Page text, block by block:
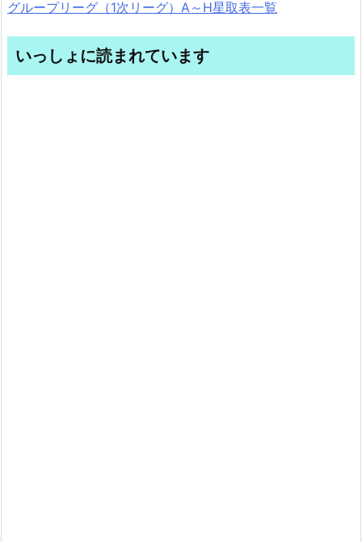
グループリーグ（1次リーグ）A～H星取表一覧
いっしょに読まれています